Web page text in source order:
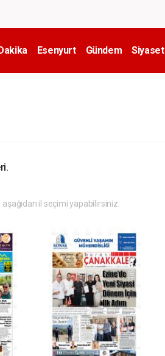
Esenyurt Gündem Siyaset
il seçimi yapabilirsiniz.